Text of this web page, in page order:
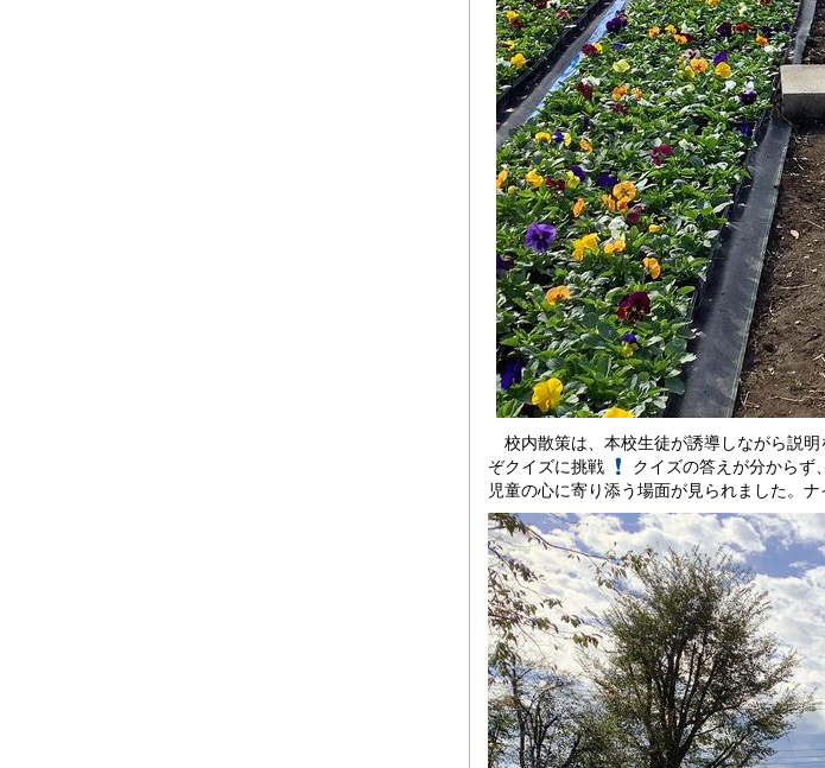
校内散策は、本校生徒が誘導しながら説
ぞクイズに挑戦
クイズの答えが分からず
児童の心に寄り添う場面が見られました。